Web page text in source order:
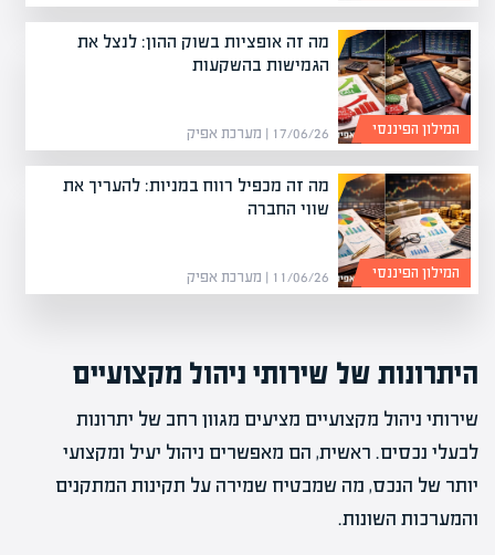
מה זה אופציות בשוק ההון: לנצל את
הגמישות בהשקעות
17/06/26 | מערכת אפיק המילון הפיננסי
מה זה מכפיל רווח במניות: להעריך את
שווי החברה
11/06/26 | מערכת אפיק המילון הפיננסי
היתרונות של שירותי ניהול מקצועיים
שירותי ניהול מקצועיים מציעים מגוון רחב של יתרונות
לבעלי נכסים. ראשית, הם מאפשרים ניהול יעיל ומקצועי
יותר של הנכס, מה שמבטיח שמירה על תקינות המתקנים
והמערכות השונות.